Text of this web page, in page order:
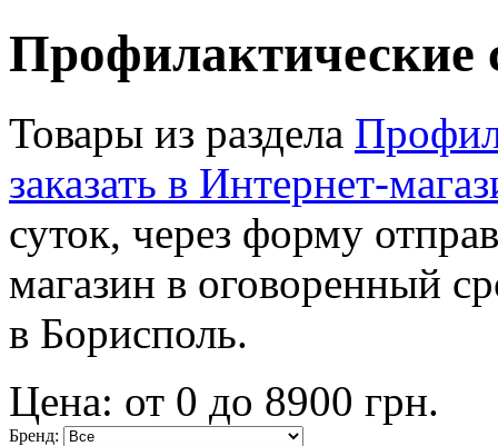
Профилактические
Товары из раздела
заказать в Интернет-
суток, через форму
магазин в оговоренный
в Борисполь.
Цена: от 0 до 8900 грн.
Бренд: